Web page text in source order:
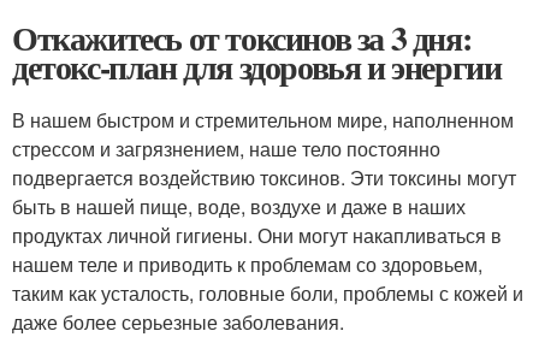
Откажитесь от токсинов за 3 дня:
детокс-план для здоровья и энергии
В нашем быстром и стремительном мире, наполненном
стрессом и загрязнением, наше тело постоянно
подвергается воздействию токсинов. Эти токсины могут
быть в нашей пище, воде, воздухе и даже в наших
продуктах личной гигиены. Они могут накапливаться в
нашем теле и приводить к проблемам со здоровьем,
таким как усталость, головные боли, проблемы с кожей и
даже более серьезные заболевания.